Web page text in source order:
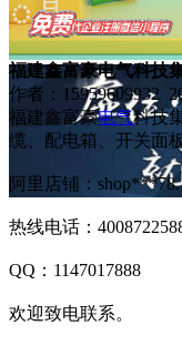
福建鑫富豪电气科技
作者：15959609932
福建鑫富豪电气科技
缆、配电箱、开关面
阿里店铺：
热线电话：
QQ：1147017888
欢迎致电联系。